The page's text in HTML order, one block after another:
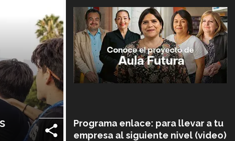
Programa enlace: para llevar a tu
empresa al siguiente nivel (video)